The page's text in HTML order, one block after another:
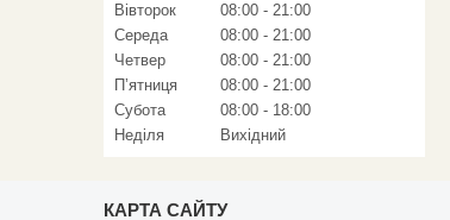
Вівторок
08:00
21:00
Середа
08:00
21:00
Четвер
08:00
21:00
Пʼятниця
08:00
21:00
Субота
08:00
18:00
Неділя
Вихідний
КАРТА САЙТУ